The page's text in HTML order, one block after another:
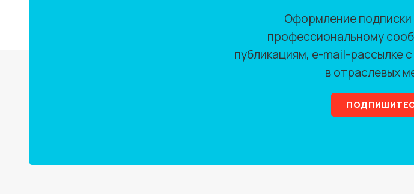
Оформление подписки
профессиональному
публикациям, e-mail-рассылке
в отраслевых